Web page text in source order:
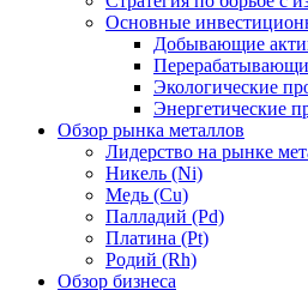
Основные
Добывающие
Экологические
Энергетические
Обзор рынка металлов
Лидерство на рынке
Никель (Ni)
Медь (Cu)
Палладий (Pd)
Платина (Pt)
Родий (Rh)
Обзор бизнеса